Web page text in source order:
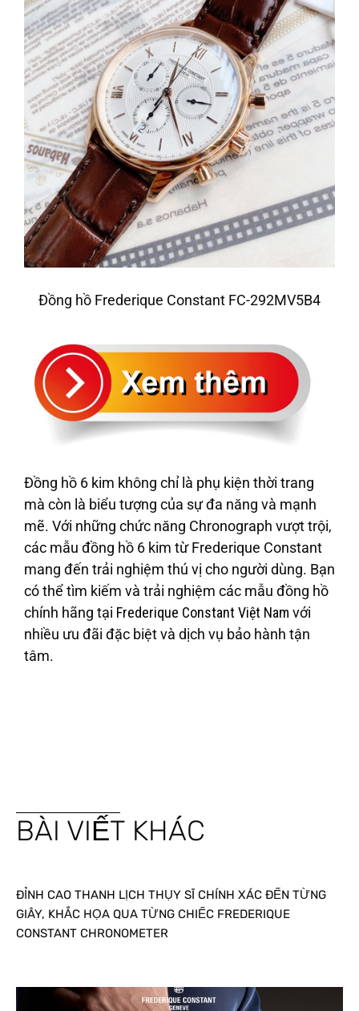
Đồng hồ Frederique Constant FC-292MV5B4
Đồng hồ 6 kim không chỉ là phụ kiện thời trang
mà còn là biểu tượng của sự đa năng và mạnh
mẽ. Với những chức năng Chronograph vượt trội,
các mẫu đồng hồ 6 kim từFrederique Constant
mang đến trải nghiệm thú vị cho người dùng. Bạn
có thể tìm kiếm và trải nghiệm các mẫu đồng hồ
chính hãng tại Frederique Constant Việt Nam với
nhiều ưu đãi đặc biệt và dịch vụ bảo hành tận
tâm.
BÀI VIẾT KHÁC
ĐỈNH CAO THANH LỊCH THỤY SĨ CHÍNH XÁC ĐẾN TỪNG
GIÂY, KHẮC HỌA QUA TỪNG CHIẾC FREDERIQUE
CONSTANT CHRONOMETER